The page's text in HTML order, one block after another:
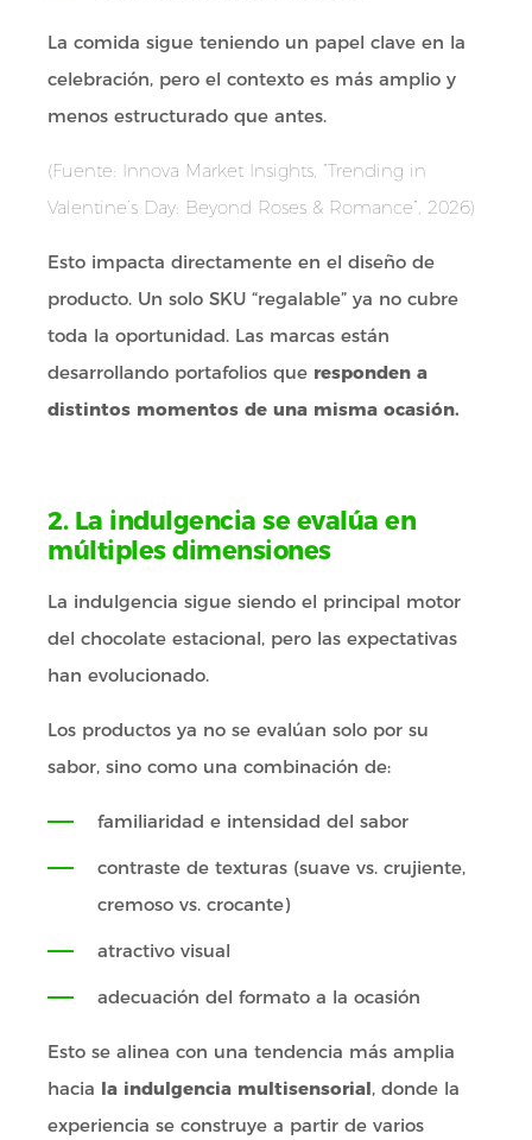
La comida sigue teniendo un papel clave en la
celebración, pero el contexto es más amplio y
menos estructurado que antes.
(Fuente: Innova Market Insights, “Trending in
Valentine’s Day: Beyond Roses & Romance”, 2026)
Esto impacta directamente en el diseño de
producto. Un solo SKU “regalable” ya no cubre
toda la oportunidad. Las marcas están
desarrollando portafolios que responden a
distintos momentos de una misma ocasión.
2. La indulgencia se evalúa en
múltiples dimensiones
La indulgencia sigue siendo el principal motor
del chocolate estacional, pero las expectativas
han evolucionado.
Los productos ya no se evalúan solo por su
sabor, sino como una combinación de:
familiaridad e intensidad del sabor
contraste de texturas (suave vs. crujiente,
cremoso vs. crocante)
atractivo visual
adecuación del formato a la ocasión
Esto se alinea con una tendencia más amplia
hacia la indulgencia multisensorial, donde la
experiencia se construye a partir de varios